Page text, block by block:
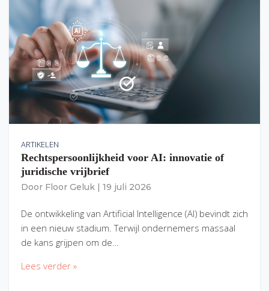
ARTIKELEN
Rechtspersoonlijkheid voor AI: innovatie of
juridische vrijbrief
Door Floor Geluk 19 juli 2026
De ontwikkeling van Artificial Intelligence (AI) bevindt zich
in een nieuw stadium. Terwijl ondernemers massaal
de kans grijpen om de…
Lees verder »